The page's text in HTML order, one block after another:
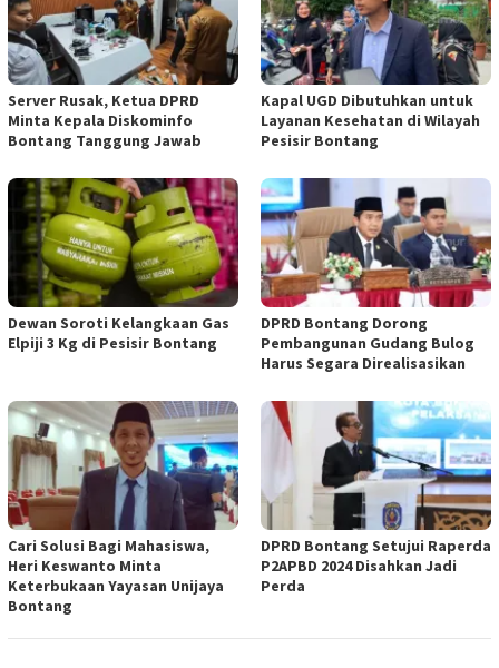
Server Rusak, Ketua DPRD
Minta Kepala Diskominfo
Bontang Tanggung Jawab
Kapal UGD Dibutuhkan untuk
Layanan Kesehatan di Wilayah
Pesisir Bontang
Dewan Soroti Kelangkaan Gas
Elpiji 3 Kg di Pesisir Bontang
DPRD Bontang Dorong
Pembangunan Gudang Bulog
Harus Segara Direalisasikan
Cari Solusi Bagi Mahasiswa,
Heri Keswanto Minta
Keterbukaan Yayasan Unijaya
Bontang
DPRD Bontang Setujui Raperda
P2APBD 2024 Disahkan Jadi
Perda